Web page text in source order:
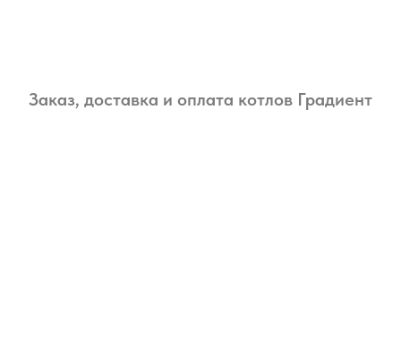
Заказ, доставка и оплата котлов Градиент